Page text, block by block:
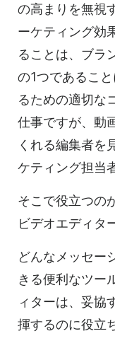
の高まりを無視
ーケティング効
ることは、ブラ
の1つであるこ
るための適切な
仕事ですが、動
くれる編集者を
ケティング担当
そこで役立つの
ビデオエディタ
どんなメッセー
きる便利なツー
ィターは、妥協
揮するのに役立